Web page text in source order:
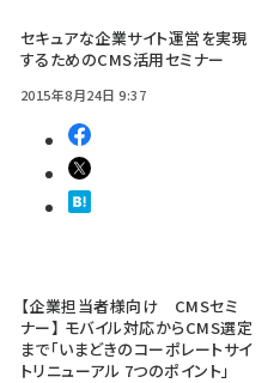
セキュアな企業サイト運営を実現
するためのCMS活用セミナー
2015年8月24日 9:37
【企業担当者様向け CMSセミ
ナー】 モバイル対応からCMS選定
まで「いまどきのコーポレートサイ
トリニューアル 7つのポイント」